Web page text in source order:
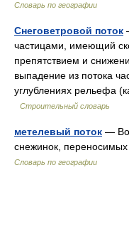
Словарь по географии
Снеговетровой поток
частицами, имеющий
препятствием и
выпадение из потока
углублениях рельефа
Строительный словарь
метелевый поток —
снежинок,
Словарь по географии